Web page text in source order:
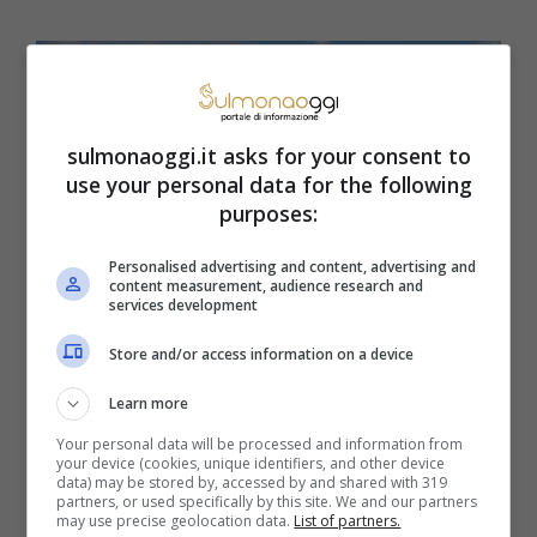
Comune Avezzano, l’agevolazione (SulmonaOggi.it)
Per accedere al beneficio economico,le
famiglie dovranno presentare un ISEE non
superiore ai 24mila euro.Il Comune ha
sulmonaoggi.it asks for your consent to
use your personal data for the following
purposes:
Personalised advertising and content, advertising and
content measurement, audience research and
services development
Store and/or access information on a device
Learn more
Your personal data will be processed and information from
your device (cookies, unique identifiers, and other device
data) may be stored by, accessed by and shared with 319
partners, or used specifically by this site. We and our partners
may use precise geolocation data. List of partners.